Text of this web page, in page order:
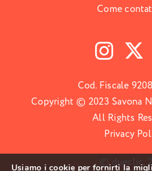
Come
Cod. Fiscale
Copyright © 2023 Savona
All Rights
Privacy
© dueclic,
Usiamo i cookie per fornirti la